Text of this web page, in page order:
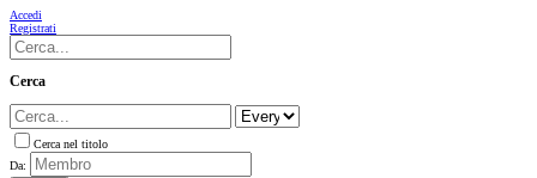
Accedi
Registrati
Cerca
Cerca nel titolo
Da: